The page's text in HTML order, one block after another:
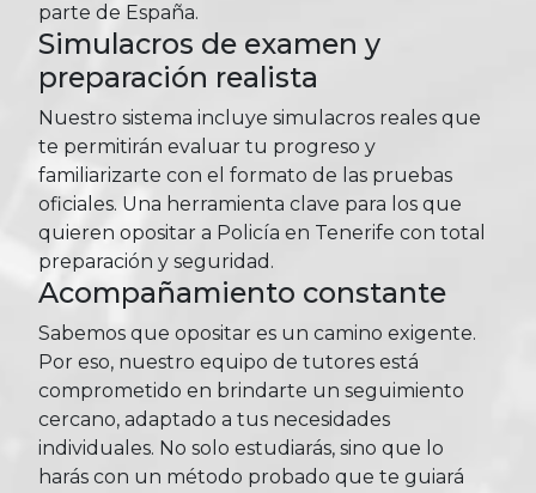
parte de España.
Simulacros de examen y
preparación realista
Nuestro sistema incluye simulacros reales que
te permitirán evaluar tu progreso y
familiarizarte con el formato de las pruebas
oficiales. Una herramienta clave para los que
quieren opositar a Policía en Tenerife con total
preparación y seguridad.
Acompañamiento constante
Sabemos que opositar es un camino exigente.
Por eso, nuestro equipo de tutores está
comprometido en brindarte un seguimiento
cercano, adaptado a tus necesidades
individuales. No solo estudiarás, sino que lo
harás con un método probado que te guiará